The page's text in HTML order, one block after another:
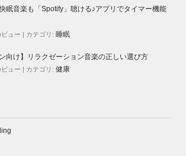
眠音楽も「Spotify」聴ける♪アプリでタイマー機能
ュー | カテゴリ: 睡眠
ン向け】リラクゼーション音楽の正しい選び方
ュー | カテゴリ: 健康